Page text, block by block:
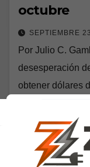
octubre
SEPTIEMBRE
Por Julio C.
desesperación
obtener dólares